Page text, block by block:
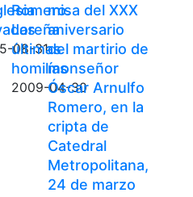
08-31
Romero.
Las
últimas
homilías
2009-04-30
misa del XXX
aniversario
del martirio de
monseñor
Óscar Arnulfo
Romero, en la
cripta de
Catedral
Metropolitana,
24 de marzo